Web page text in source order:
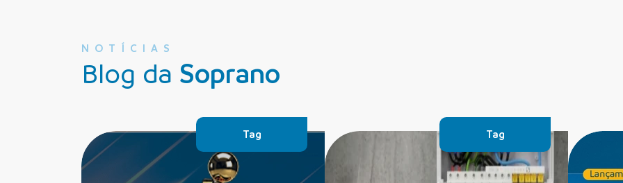
NOTÍCIAS
Blog da Soprano
Tag Tag